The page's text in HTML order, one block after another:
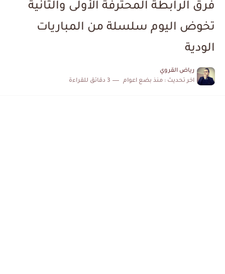
كابتن مانشستر يونايتد يدعم حنبعل المجبري
فرق الرابطة المحترفة الأولى والثانية
تخوض اليوم سلسلة من المباريات
الودية
رياض القروي
اخر تحديث : منذ بضع اعوام 3 دقائق للقراءة